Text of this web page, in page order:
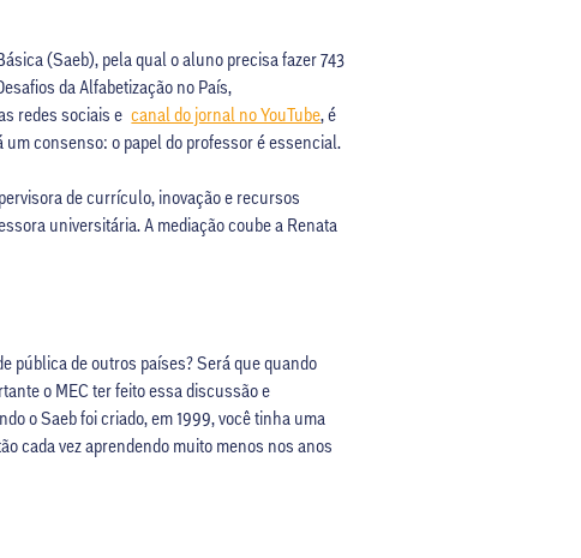
(Saeb), pela qual o aluno precisa fazer 743
da Alfabetização no País,
redes sociais ecanal do jornal no YouTube, é
consenso: o papel do professor é essencial.
de currículo, inovação e recursos
universitária. A mediação coube a Renata
pública de outros países? Será que quando
o MEC ter feito essa discussão e
o Saeb foi criado, em 1999, você tinha uma
cada vez aprendendo muito menos nos anos